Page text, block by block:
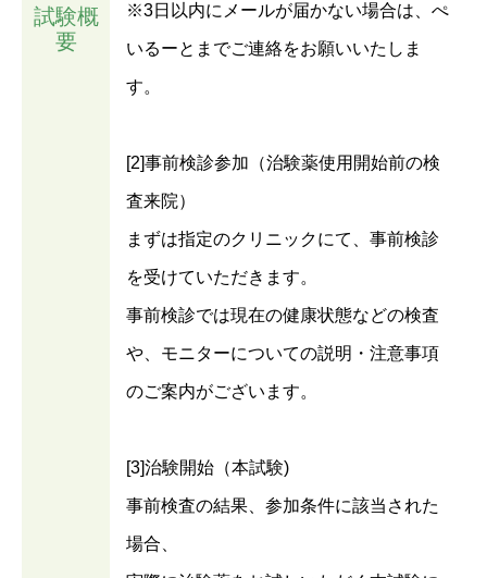
試験概
要
※3日以内にメールが届かない場合は、ぺ
いるーとまでご連絡をお願いいたしま
す。
[2]事前検診参加（治験薬使用開始前の検
査来院）
まずは指定のクリニックにて、事前検診
を受けていただきます。
事前検診では現在の健康状態などの検査
や、モニターについての説明・注意事項
のご案内がございます。
[3]治験開始（本試験)
事前検査の結果、参加条件に該当された
場合、